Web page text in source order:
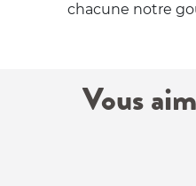
chacune notre
Vous